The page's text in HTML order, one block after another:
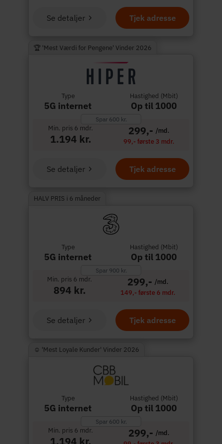
Tjek adresse
Se detaljer
🏆 'Mest Værdi for Pengene' Vinder 2026
Type
5G internet
Hastighed (Mbit)
Op til 1000
Spar 600 kr.
Min. pris 6 mdr.
1.194 kr.
299,- /md.
99,- første 3 mdr.
Tjek adresse
Se detaljer
HALV PRIS i 6 måneder
Type
5G internet
Hastighed (Mbit)
Op til 1000
Spar 900 kr.
Min. pris 6 mdr.
894 kr.
299,- /md.
149,- første 6 mdr.
Tjek adresse
Se detaljer
☺︎ 'Mest Loyale Kunder' Vinder 2026
Type
5G internet
Hastighed (Mbit)
Op til 1000
Spar 600 kr.
Min. pris 6 mdr.
1.194 kr.
299,- /md.